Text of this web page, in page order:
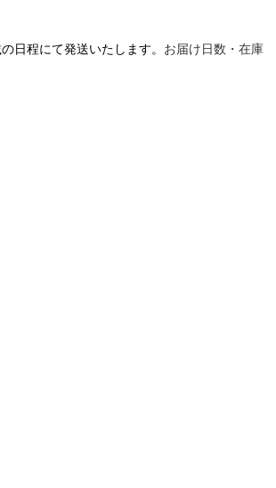
日程にて発送いたします。 お届け日数・在庫